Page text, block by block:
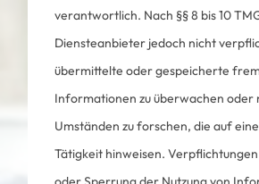
verantwortlich. Nach §§ 8 bis 10
Diensteanbieter jedoch nicht
übermittelte oder gespeicherte
Informationen zu überwachen oder
Umständen zu forschen, die auf
Tätigkeit hinweisen.